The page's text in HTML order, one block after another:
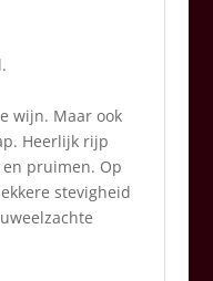
wijn. Maar ook
Heerlijk rijp
pruimen. Op
stevigheid